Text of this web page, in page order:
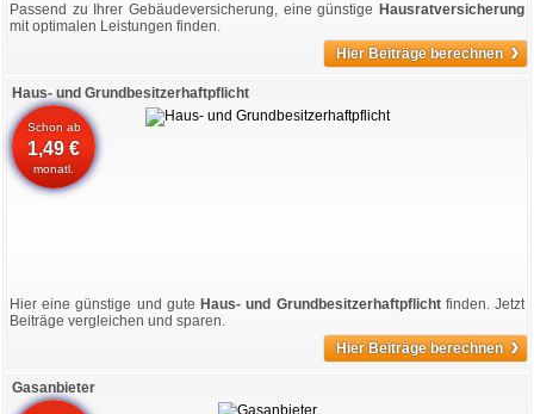
Passend zu Ihrer Gebäudeversicherung, eine günstige Hausratversicherung
mit optimalen Leistungen finden.
Hier Beiträge berechnen ›
Haus- und Grundbesitzerhaftpflicht
Schon ab
1,49 €
monatl.
Hier eine günstige und gute Haus- und Grundbesitzerhaftpflichtfinden. Jetzt
Beiträge vergleichen und sparen.
Hier Beiträge berechnen ›
Gasanbieter